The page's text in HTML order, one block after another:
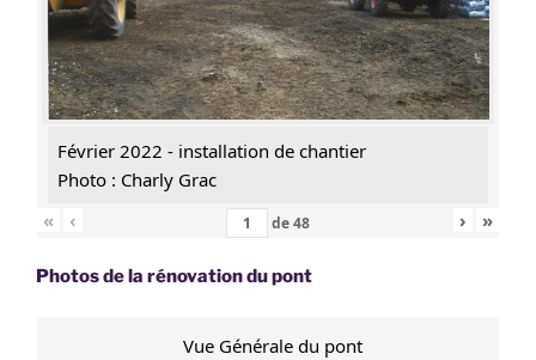
Février 2022 - installation de chantier
Photo : Charly Grac
«
‹ de48 › »
Photos de la rénovation du pont
Vue Générale du pont